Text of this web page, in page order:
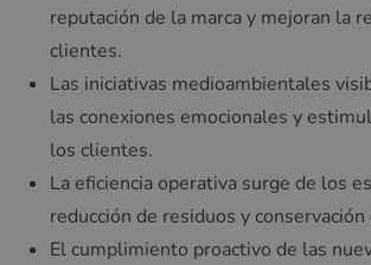
reputación de la marca y mejoran la
clientes.
Las iniciativas medioambientales
las conexiones emocionales y
los clientes.
La eficiencia operativa surge de los
reducción de residuos y
El cumplimiento proactivo de las